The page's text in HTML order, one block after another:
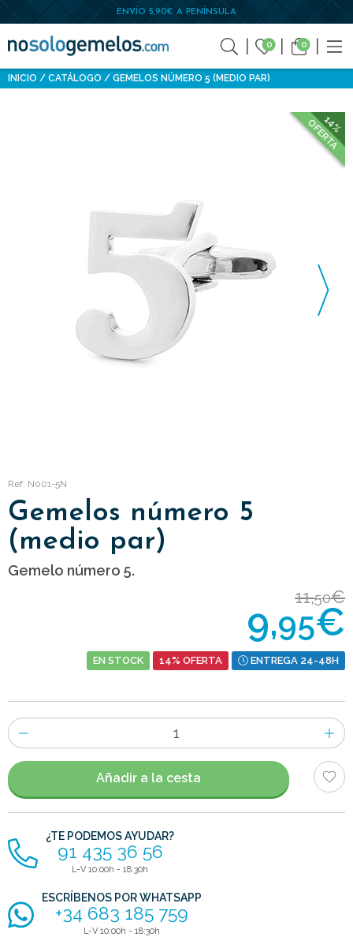
ENVÍO 5,90€ A PENÍNSULA
0 0
INICIO CATÁLOGO GEMELOS NÚMERO 5 (MEDIO PAR)
14%
OFERTA
Ref: N001-5N
Gemelos número 5
(medio par)
Gemelo número 5.
11,50€
9,95€
EN STOCK 14% OFERTA ENTREGA 24-48H
Número
de
artículos
Añadir a la cesta
¿TE PODEMOS AYUDAR?
91 435 36 56
L-V 10:00h - 18:30h
ESCRÍBENOS POR WHATSAPP
+34 683 185 759
L-V 10:00h - 18:30h